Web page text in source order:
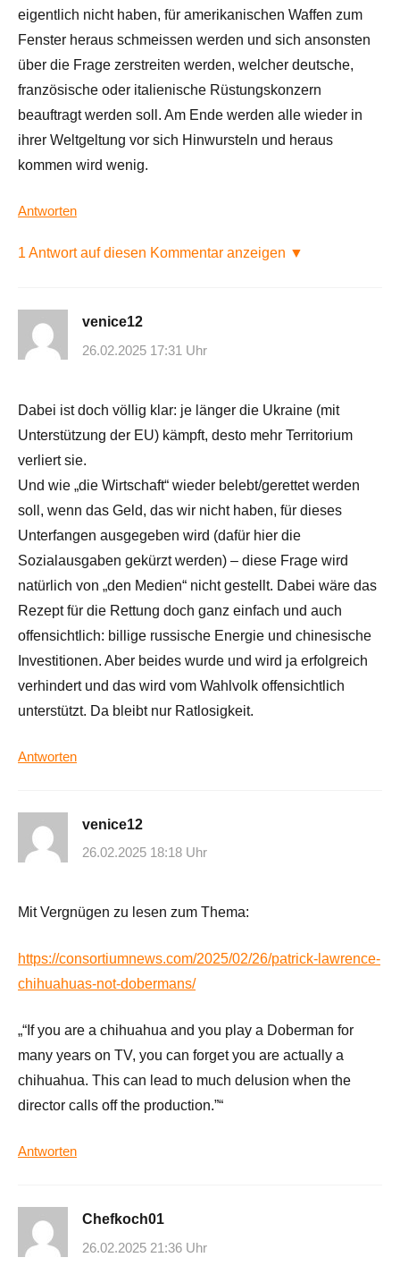
eigentlich nicht haben, für amerikanischen Waffen zum
Fenster heraus schmeissen werden und sich ansonsten
über die Frage zerstreiten werden, welcher deutsche,
französische oder italienische Rüstungskonzern
beauftragt werden soll. Am Ende werden alle wieder in
ihrer Weltgeltung vor sich Hinwursteln und heraus
kommen wird wenig.
Antworten
1 Antwort auf diesen Kommentar anzeigen ▼
venice12
26.02.2025 17:31 Uhr
Dabei ist doch völlig klar: je länger die Ukraine (mit
Unterstützung der EU) kämpft, desto mehr Territorium
verliert sie.
Und wie „die Wirtschaft“ wieder belebt/gerettet werden
soll, wenn das Geld, das wir nicht haben, für dieses
Unterfangen ausgegeben wird (dafür hier die
Sozialausgaben gekürzt werden) – diese Frage wird
natürlich von „den Medien“ nicht gestellt. Dabei wäre das
Rezept für die Rettung doch ganz einfach und auch
offensichtlich: billige russische Energie und chinesische
Investitionen. Aber beides wurde und wird ja erfolgreich
verhindert und das wird vom Wahlvolk offensichtlich
unterstützt. Da bleibt nur Ratlosigkeit.
Antworten
venice12
26.02.2025 18:18 Uhr
Mit Vergnügen zu lesen zum Thema:
https://consortiumnews.com/2025/02/26/patrick-lawrence-
chihuahuas-not-dobermans/
„“If you are a chihuahua and you play a Doberman for
many years on TV, you can forget you are actually a
chihuahua. This can lead to much delusion when the
director calls off the production.”“
Antworten
Chefkoch01
26.02.2025 21:36 Uhr